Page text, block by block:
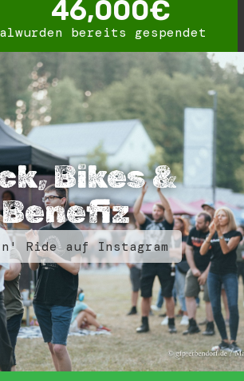
wurden bereits gespendet
46,000€
Bikes &
Benefiz
n' Ride auf Instagram